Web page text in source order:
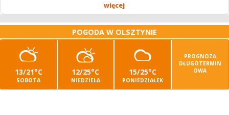
więcej
POGODA W OLSZTYNIE
13/21°C
SOBOTA
12/25°C
NIEDZIELA
15/25°C
PONIEDZIAŁEK
PROGNOZA
DŁUGOTERMIN
OWA